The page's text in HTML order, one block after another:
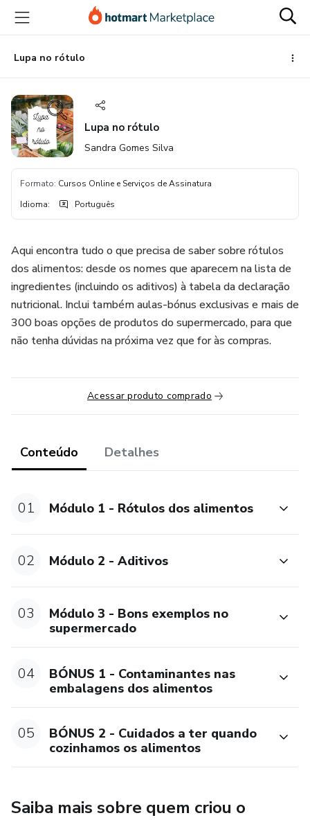
para
conteúdo
principal
para
pagamento
para
rodapé
Lupa no rótulo
Lupa no rótulo
Sandra Gomes Silva
Formato: Cursos Online e Serviços de Assinatura
Idioma: Português
Aqui encontra tudo o que precisa de saber sobre rótulos
dos alimentos: desde os nomes que aparecem na lista de
ingredientes (incluindo os aditivos) à tabela da declaração
nutricional. Inclui também aulas-bónus exclusivas e mais de
300 boas opções de produtos do supermercado, para que
não tenha dúvidas na próxima vez que for às compras.
Acessar produto comprado
Conteúdo Detalhes
01 Módulo 1 - Rótulos dos alimentos
02 Módulo 2 - Aditivos
03
Módulo 3 - Bons exemplos no
supermercado
04
BÓNUS 1 - Contaminantes nas
embalagens dos alimentos
05
BÓNUS 2 - Cuidados a ter quando
cozinhamos os alimentos
Saiba mais sobre quem criou o